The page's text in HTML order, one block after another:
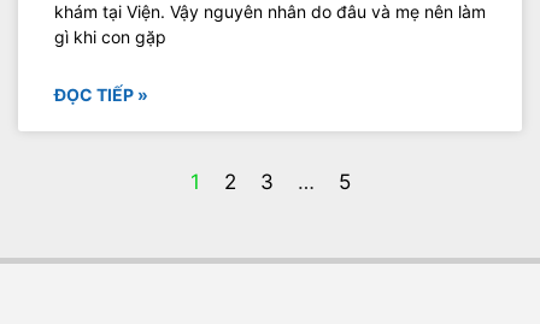
khám tại Viện. Vậy nguyên nhân do đâu và mẹ nên làm
gì khi con gặp
ĐỌC TIẾP »
1 2 3 … 5